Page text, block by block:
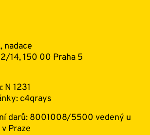
nadace
14, 150 00 Praha 5
N 1231
c4qrays
darů: 8001008/5500 vedený u
Praze